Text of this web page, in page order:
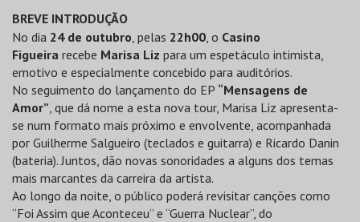
BREVE INTRODUÇÃO
No dia 24 de outubro, pelas 22h00, o Casino
Figueira recebe Marisa Liz para um espetáculo intimista,
emotivo e especialmente concebido para auditórios.
No seguimento do lançamento do EP “Mensagens de
Amor”, que dá nome a esta nova tour, Marisa Liz apresenta-
se num formato mais próximo e envolvente, acompanhada
por Guilherme Salgueiro (teclados e guitarra) e Ricardo Danin
(bateria). Juntos, dão novas sonoridades a alguns dos temas
mais marcantes da carreira da artista.
Ao longo da noite, o público poderá revisitar canções como
“Foi Assim que Aconteceu” e “Guerra Nuclear”, do